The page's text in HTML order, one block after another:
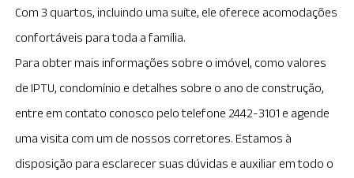
Com 3 quartos, incluindo uma suíte, ele oferece acomodações
confortáveis para toda a família.
Para obter mais informações sobre o imóvel, como valores
de IPTU, condomínio e detalhes sobre o ano de construção,
entre em contato conosco pelo telefone 2442-3101 e agende
uma visita com um de nossos corretores. Estamos à
disposição para esclarecer suas dúvidas e auxiliar em todo o